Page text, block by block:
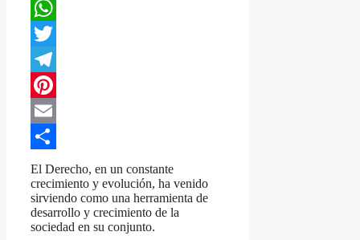
Facebook
WhatsApp
Twitter
Telegram
Pinterest
Email
Compartir
El Derecho, en un constante
crecimiento y evolución, ha venido
sirviendo como una herramienta de
desarrollo y crecimiento de la
sociedad en su conjunto.